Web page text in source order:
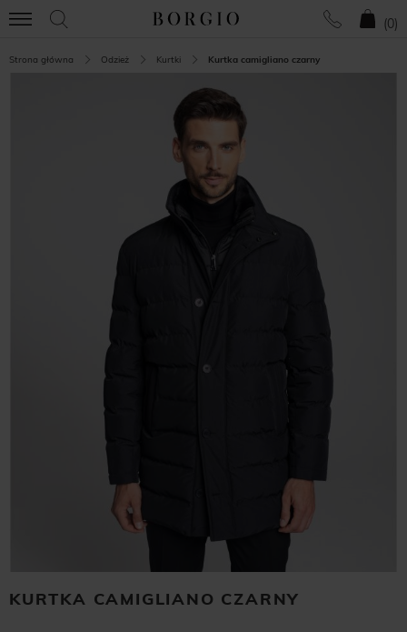
(0)
Strona główna Odzież Kurtki Kurtka camigliano czarny
KURTKA CAMIGLIANO CZARNY